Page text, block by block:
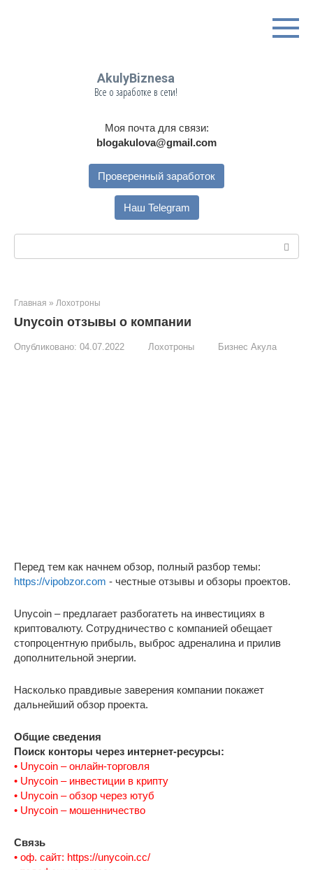
AkulyBiznesa
Все о заработке в сети!
Моя почта для связи:
blogakulova@gmail.com
Проверенный заработок
Наш Telegram
Главная » Лохотроны
Unycoin отзывы о компании
Опубликовано: 04.07.2022 Лохотроны Бизнес Акула
Перед тем как начнем обзор, полный разбор темы:
https://vipobzor.com - честные отзывы и обзоры проектов.
Unycoin – предлагает разбогатеть на инвестициях в
криптовалюту. Сотрудничество с компанией обещает
стопроцентную прибыль, выброс адреналина и прилив
дополнительной энергии.
Насколько правдивые заверения компании покажет
дальнейший обзор проекта.
Общие сведения
Поиск конторы через интернет-ресурсы:
• Unycoin – онлайн-торговля
• Unycoin – инвестиции в крипту
• Unycoin – обзор через ютуб
• Unycoin – мошенничество
Связь
• оф. сайт: https://unycoin.cc/